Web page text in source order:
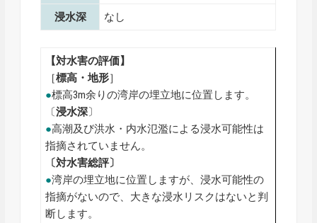
浸水深 なし
【対水害の評価】
［標高・地形］
●標高3m余りの湾岸の埋立地に位置します。
〔浸水深〕
●高潮及び洪水・内水氾濫による浸水可能性は
指摘されていません。
〔対水害総評〕
●湾岸の埋立地に位置しますが、浸水可能性の
指摘がないので、大きな浸水リスクはないと判
断します。